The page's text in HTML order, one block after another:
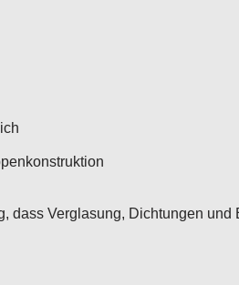
dass Verglasung, Dichtungen